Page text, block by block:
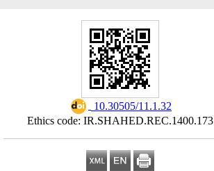
‎ 10.30505/11.1.32
Ethics code: IR.SHAHED.REC.1400.173